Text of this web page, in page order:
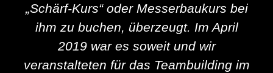
„Schärf-Kurs“ oder Messerbaukurs bei
ihm zu buchen, überzeugt. Im April
2019 war es soweit und wir
veranstalteten für das Teambuilding im